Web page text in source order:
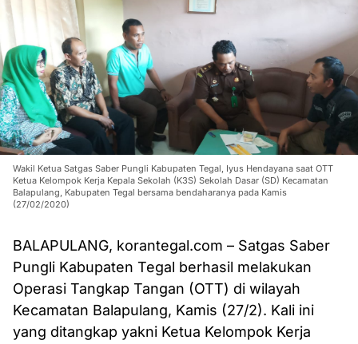
Wakil Ketua Satgas Saber Pungli Kabupaten Tegal, Iyus Hendayana saat OTT
Ketua Kelompok Kerja Kepala Sekolah (K3S) Sekolah Dasar (SD) Kecamatan
Balapulang, Kabupaten Tegal bersama bendaharanya pada Kamis
(27/02/2020)
BALAPULANG, korantegal.com – Satgas Saber
Pungli Kabupaten Tegal berhasil melakukan
Operasi Tangkap Tangan (OTT) di wilayah
Kecamatan Balapulang, Kamis (27/2). Kali ini
yang ditangkap yakni Ketua Kelompok Kerja